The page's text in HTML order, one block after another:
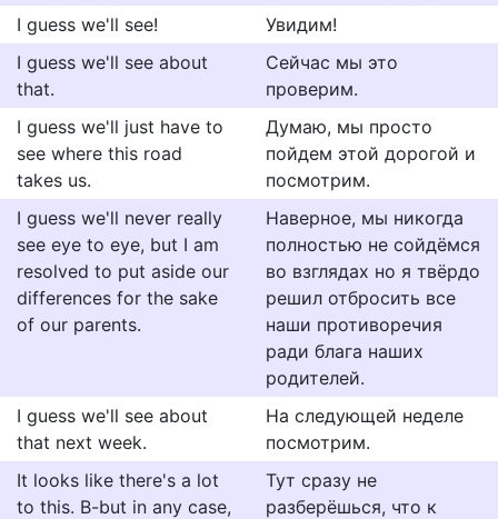
I guess we'll see!
Увидим!
I guess we'll see about
that.
Сейчас мы это
проверим.
I guess we'll just have to
see where this road
takes us.
Думаю, мы просто
пойдем этой дорогой и
посмотрим.
I guess we'll never really
see eye to eye, but I am
resolved to put aside our
differences for the sake
of our parents.
Наверное, мы никогда
полностью не сойдёмся
во взглядах но я твёрдо
решил отбросить все
наши противоречия
ради блага наших
родителей.
I guess we'll see about
that next week.
На следующей неделе
посмотрим.
It looks like there's a lot
to this. B-but in any case,
Тут сразу не
разберёшься, что к